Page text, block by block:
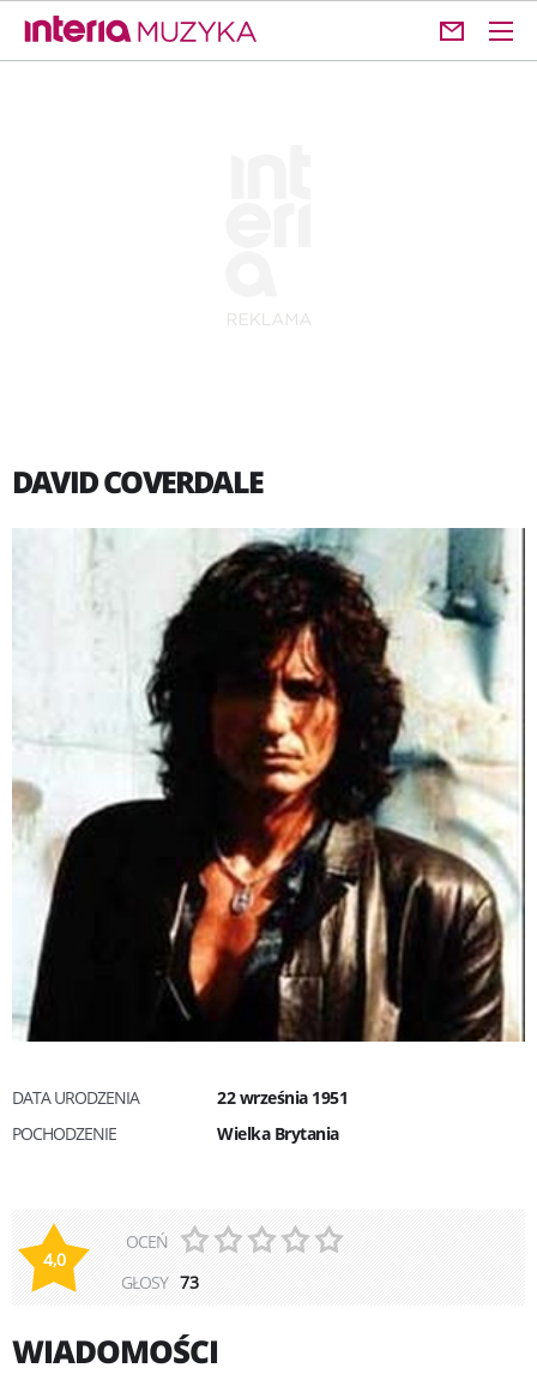
DAVID COVERDALE
DATA URODZENIA
22 września 1951
POCHODZENIE
Wielka Brytania
4,0
OCEŃ
GŁOSY 73
WIADOMOŚCI